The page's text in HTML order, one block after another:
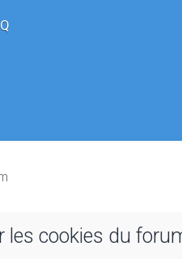
les cookies du